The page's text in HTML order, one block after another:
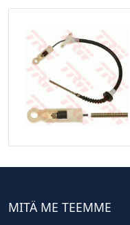
MITÄ ME TEEMME